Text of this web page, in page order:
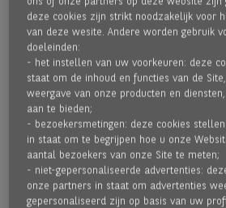
deze cookies zijn strikt noodzakelijk voor
van deze wesite. Andere worden gebruik
doeleinden:
- het instellen van uw voorkeuren: deze
staat om de inhoud en functies van de
weergave van onze producten en
aan te bieden;
- bezoekersmetingen: deze cookies
in staat om te begrijpen hoe u onze
aantal bezoekers van onze Site te meten;
- niet-gepersonaliseerde advertenties:
onze partners in staat om advertenties
gepersonaliseerd zijn op basis van uw